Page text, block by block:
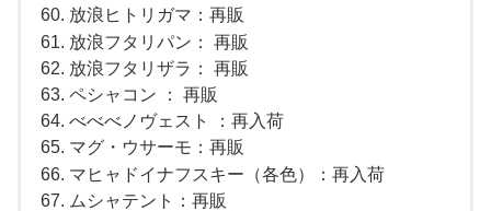
放浪ヒトリガマ：再販
放浪フタリパン： 再販
放浪フタリザラ： 再販
ペシャコン ： 再販
べべべノヴェスト ：再入荷
マグ・ウサーモ：再販
マヒャドイナフスキー（各色）：再入荷
ムシャテント：再販